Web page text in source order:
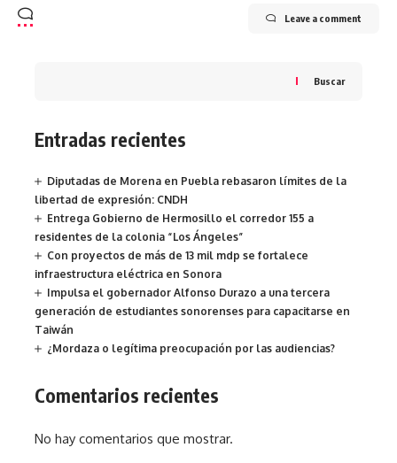
Leave a comment
Buscar
Entradas recientes
Diputadas de Morena en Puebla rebasaron límites de la
libertad de expresión: CNDH
Entrega Gobierno de Hermosillo el corredor 155 a
residentes de la colonia “Los Ángeles”
Con proyectos de más de 13 mil mdp se fortalece
infraestructura eléctrica en Sonora
Impulsa el gobernador Alfonso Durazo a una tercera
generación de estudiantes sonorenses para capacitarse en
Taiwán
¿Mordaza o legítima preocupación por las audiencias?
Comentarios recientes
No hay comentarios que mostrar.